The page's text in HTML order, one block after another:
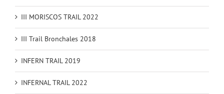
III MORISCOS TRAIL 2022
III Trail Bronchales 2018
INFERN TRAIL 2019
INFERNAL TRAIL 2022